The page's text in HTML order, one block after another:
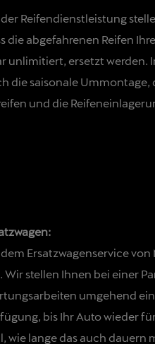
Reifendienstleistung
die abgefahrenen Reifen
unlimitiert, ersetzt werden.
die saisonale Ummontage,
und die
Ersatzwagenservice von
Wir stellen Ihnen bei einer
umgehend
bis Ihr Auto wieder
wie lange das auch dauern